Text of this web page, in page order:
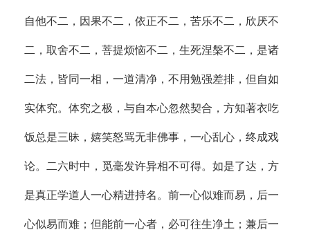
自他不二，因果不二，依正不二，苦乐不二，欣厌不
二，取舍不二，菩提烦恼不二，生死涅槃不二，是诸
二法，皆同一相，一道清净，不用勉强差排，但自如
实体究。体究之极，与自本心忽然契合，方知著衣吃
饭总是三昧，嬉笑怒骂无非佛事，一心乱心，终成戏
论。二六时中，觅毫发许异相不可得。如是了达，方
是真正学道人一心精进持名。前一心似难而易，后一
心似易而难；但能前一心者，必可往生净土；兼后一